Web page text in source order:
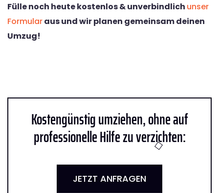
Fülle noch heute kostenlos & unverbindlich unser
Formularaus und wir planen gemeinsam deinen
Umzug!
Kostengünstig umziehen, ohne auf
professionelle Hilfe zu verzichten:
JETZT ANFRAGEN